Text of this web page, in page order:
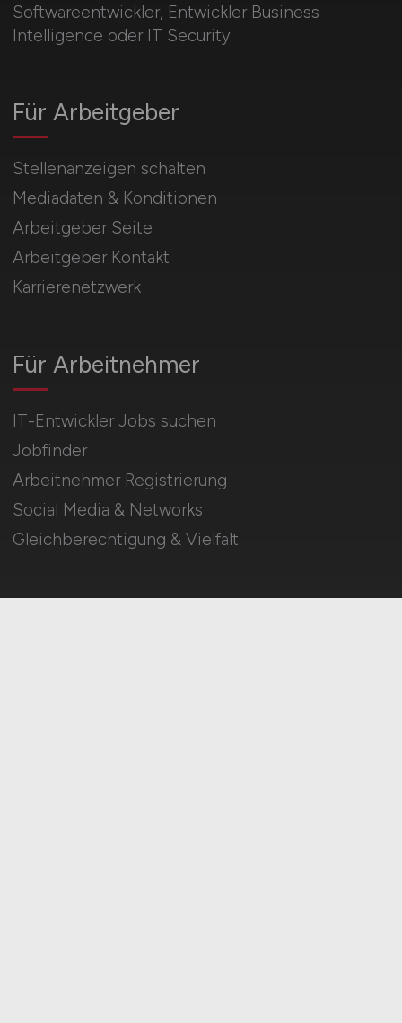
Softwareentwickler, Entwickler Business
Intelligence oder IT Security.
Für Arbeitnehmer
IT-Entwickler Jobs suchen
Jobfinder
Arbeitnehmer Registrierung
Social Media & Networks
Gleichberechtigung & Vielfalt
Für Arbeitgeber
Stellenanzeigen schalten
Mediadaten & Konditionen
Arbeitgeber Seite
Arbeitgeber Kontakt
Karrierenetzwerk